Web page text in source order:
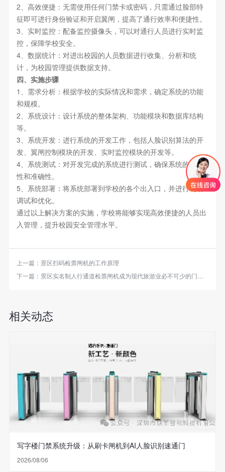
2、高效便捷：无需使用任何门禁卡或密码，只需通过脸部特
征即可进行身份验证和开启翼闸，提高了通行效率和便捷性。
3、实时监控：配备监控摄像头，可以对通行人员进行实时监
控，保障学校安全。
4、数据统计：对进出校园的人员数据进行收集、分析和统
计，为校园管理提供数据支持。
四、实施步骤
1、需求分析：根据学校的实际情况和需求，确定系统的功能
和规模。
2、系统设计：设计系统的整体架构、功能模块和数据库结构
等。
3、系统开发：进行系统的开发工作，包括人脸识别算法的开
发、翼闸控制模块的开发、实时监控模块的开发等。
4、系统测试：对开发完成的系统进行测试，确保系统的稳定
性和准确性。
5、系统部署：将系统部署到学校的各个出入口，并进行现场
调试和优化。
通过以上解决方案的实施，学校将能够实现高效便捷的人员出
入管理，提升校园安全管理水平。
上一篇： 景区扫码检票闸机的工作原理
下一篇： 景区实名制人行通道检票闸机成为现代旅游业必不可少的门禁设备
相关动态
写字楼门禁系统升级：从刷卡闸机到AI人脸识别速通门
2026/08/06